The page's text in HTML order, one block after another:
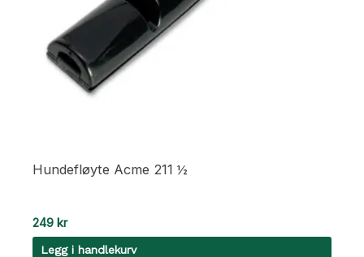
Hundefløyte Acme 211 ½
249 kr
Legg i handlekurv